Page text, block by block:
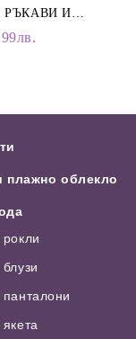
РЪКАВИ И
плажно облекло